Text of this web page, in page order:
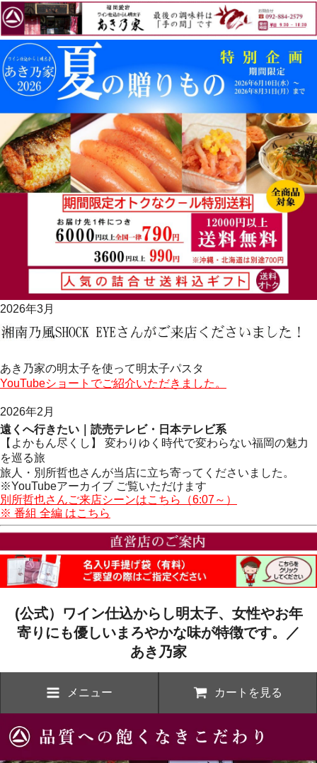
2026年3月
あき乃家の明太子を使って明太子パスタ
YouTubeショートでご紹介いただきました。
2026年2月
遠くへ行きたい｜読売テレビ・日本テレビ系
【よかもん尽くし】 変わりゆく時代で変わらない福岡の魅力
を巡る旅
旅人・別所哲也さんが当店に立ち寄ってくださいました。
※YouTubeアーカイブ ご覧いただけます
別所哲也さんご来店シーンはこちら（6:07～）
※ 番組 全編 はこちら
(公式）ワイン仕込からし明太子、女性やお年
寄りにも優しいまろやかな味が特徴です。／
あき乃家
メニュー カートを見る